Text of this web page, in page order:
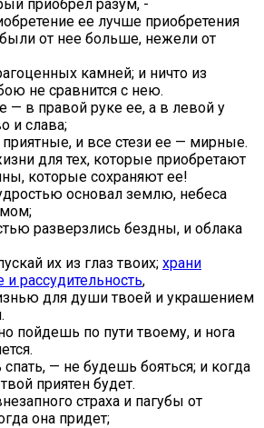
приобрел разум, -
ее лучше приобретения
от нее больше, нежели от
камней; и ничто из
не сравнится с нею.
— в правой руке ее, а в левой у
и слава;
приятные, и все стези ее — мирные.
для тех, которые приобретают
которые сохраняют ее!
основал землю, небеса
разверзлись бездны, и облака
их из глаз твоих; храни
рассудительность,
для души твоей и украшением
пойдешь по пути твоему, и нога
— не будешь бояться; и когда
приятен будет.
страха и пагубы от
она придет;